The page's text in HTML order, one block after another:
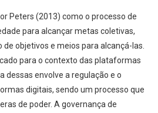
Peters (2013) como o processo de
para alcançar metas coletivas,
objetivos e meios para alcançá-las.
para o contexto das plataformas
dessas envolve a regulação e o
digitais, sendo um processo que
de poder. A governança de